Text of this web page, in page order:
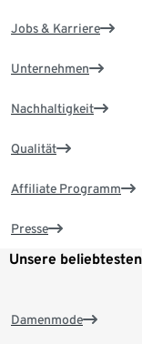
Jobs & Karriere
Unternehmen
Nachhaltigkeit
Qualität
Affiliate Programm
Presse
Unsere
Damenmode